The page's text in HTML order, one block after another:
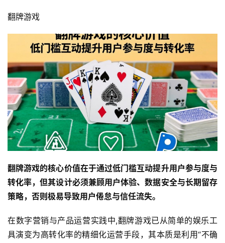
翻牌游戏
翻牌游戏的核心价值在于通过低门槛互动提升用户参与度与
转化率，但其设计必须兼顾用户体验、数据安全与长期留存
策略，否则极易导致用户倦怠与信任流失。
在数字营销与产品运营实践中,翻牌游戏已从简单的娱乐工
具演变为高转化率的精细化运营手段，其本质是利用“不确